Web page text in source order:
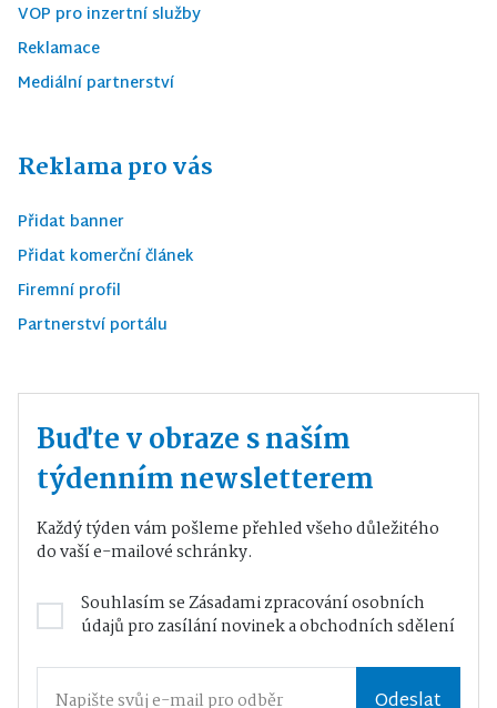
VOP pro inzertní služby
Reklamace
Mediální partnerství
Reklama pro vás
Přidat banner
Přidat komerční článek
Firemní profil
Partnerství portálu
Buďte v obraze s naším
týdenním newsletterem
Každý týden vám pošleme přehled všeho důležitého
do vaší e-mailové schránky.
Souhlasím seZásadami zpracování osobních
údajůpro zasílání novinek a obchodních sdělení
Odeslat